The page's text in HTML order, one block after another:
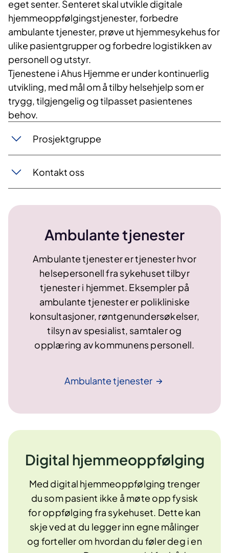
eget senter. Senteret skal utvikle digitale
hjemmeoppfølgingstjenester, forbedre
ambulante tjenester, prøve ut hjemmesykehus for
ulike pasientgrupper og forbedre logistikken av
personell og utstyr.
Tjenestene i Ahus Hjemme er under kontinuerlig
utvikling, med mål om å tilby helsehjelp som er
trygg, tilgjengelig og tilpasset pasientenes
behov.
Prosjektgruppe
Kontakt oss
Ambulante tjenester
​Ambulante tjenester er tjenester hvor
helsepersonell fra sykehuset tilbyr
tjenester i hjemmet. Eksempler på
ambulante tjenester er polikliniske
konsultasjoner, røntgenundersøkelser,
tilsyn av spesialist, samtaler og
opplæring av kommunens personell.
Ambulantetjenester
Digital hjemmeoppfølging
Med digital hjemmeoppfølging trenger
du som pasient ikke å møte opp fysisk
for oppfølging fra sykehuset. Dette kan
skje ved at du legger inn egne målinger
og forteller om hvordan du føler deg i en